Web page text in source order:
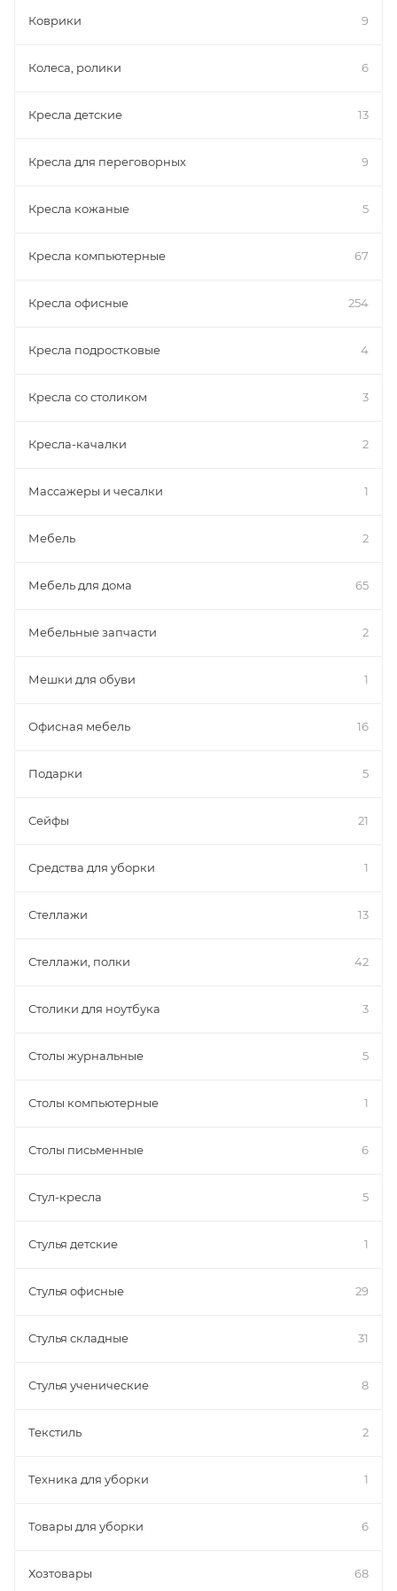
Коврики 9
Колеса, ролики 6
Кресла детские 13
Кресла для переговорных 9
Кресла кожаные 5
Кресла компьютерные 67
Кресла офисные 254
Кресла подростковые 4
Кресла со столиком 3
Кресла-качалки 2
Массажеры и чесалки 1
Мебель 2
Мебель для дома 65
Мебельные запчасти 2
Мешки для обуви 1
Офисная мебель 16
Подарки 5
Сейфы 21
Средства для уборки 1
Стеллажи 13
Стеллажи, полки 42
Столики для ноутбука 3
Столы журнальные 5
Столы компьютерные 1
Столы письменные 6
Стул-кресла 5
Стулья детские 1
Стулья офисные 29
Стулья складные 31
Стулья ученические 8
Текстиль 2
Техника для уборки 1
Товары для уборки 6
Хозтовары 68